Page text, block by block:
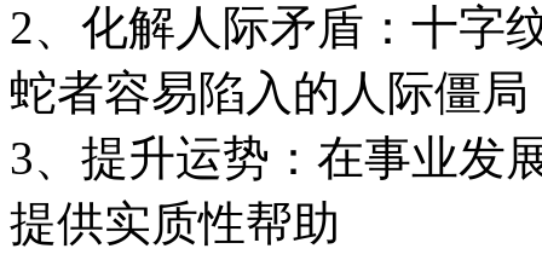
2、化解人际矛盾：十字
蛇者容易陷入的人际僵局
3、提升运势：在事业发
提供实质性帮助